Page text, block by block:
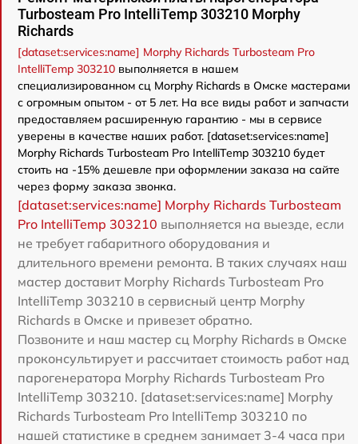
Turbosteam Pro IntelliTemp 303210 Morphy
Richards
[dataset:services:name] Morphy Richards Turbosteam Pro
IntelliTemp 303210 выполняется в нашем
специализированном сц Morphy Richards в Омске мастерами
с огромным опытом - от 5 лет. На все виды работ и запчасти
предоставляем расширенную гарантию - мы в сервисе
уверены в качестве наших работ. [dataset:services:name]
Morphy Richards Turbosteam Pro IntelliTemp 303210 будет
стоить на -15% дешевле при оформлении заказа на сайте
через форму заказа звонка.
[dataset:services:name] Morphy Richards Turbosteam
Pro IntelliTemp 303210 выполняется на выезде, если
не требует габаритного оборудования и
длительного времени ремонта. В таких случаях наш
мастер доставит Morphy Richards Turbosteam Pro
IntelliTemp 303210 в сервисный центр Morphy
Richards в Омске и привезет обратно.
Позвоните и наш мастер сц Morphy Richards в Омске
проконсультирует и рассчитает стоимость работ над
парогенератора Morphy Richards Turbosteam Pro
IntelliTemp 303210. [dataset:services:name] Morphy
Richards Turbosteam Pro IntelliTemp 303210 по
нашей статистике в среднем занимает 3-4 часа при